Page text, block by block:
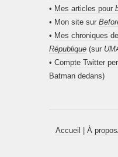
• Mes articles pour
• Mon site sur
• Mes chroniques de
République (sur
• Compte Twitter
Batman dedans)
Accueil À